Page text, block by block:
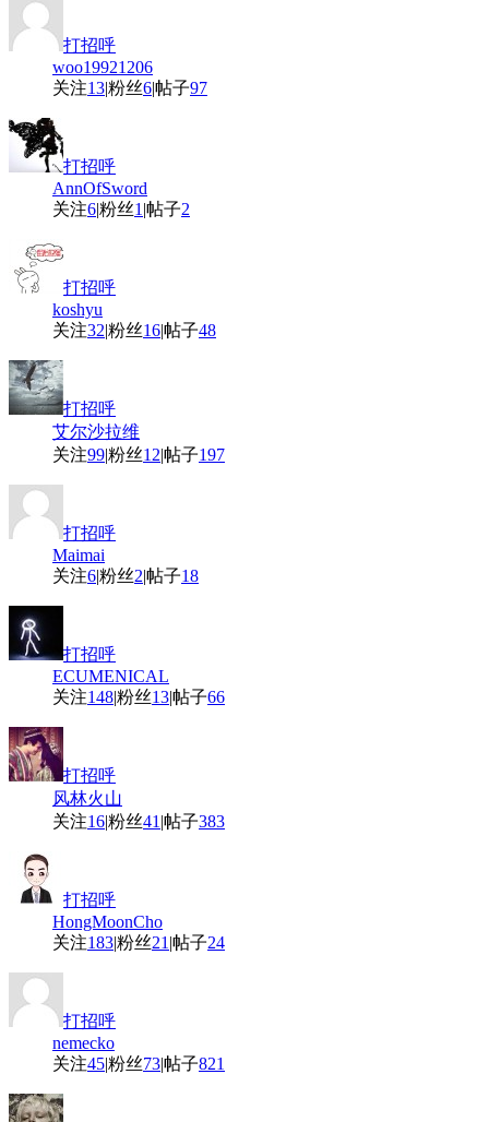
打招呼
woo19921206
关注13|粉丝6|帖子97
打招呼
AnnOfSword
关注6|粉丝1 |帖子2
打招呼
koshyu
关注32|粉丝16|帖子48
打招呼
艾尔沙拉维
关注99|粉丝12|帖子197
打招呼
Maimai
关注6|粉丝2|帖子18
打招呼
ECUMENICAL
关注148|粉丝13|帖子66
打招呼
风林火山
关注16|粉丝41 |帖子383
打招呼
HongMoonCho
关注183|粉丝21 |帖子24
打招呼
nemecko
关注45|粉丝73|帖子821